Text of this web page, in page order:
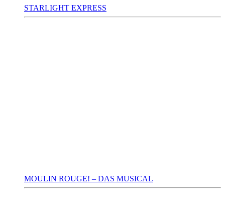
STARLIGHT EXPRESS
MOULIN ROUGE! – DAS MUSICAL